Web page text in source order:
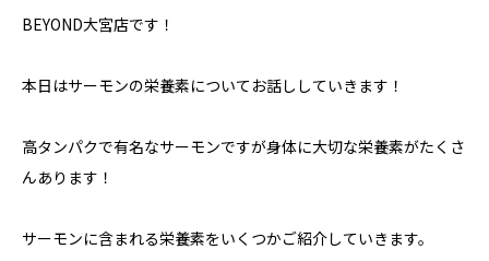
BEYOND大宮店です！
本日はサーモンの栄養素についてお話ししていきます！
高タンパクで有名なサーモンですが身体に大切な栄養素がたくさ
んあります！
サーモンに含まれる栄養素をいくつかご紹介していきます。